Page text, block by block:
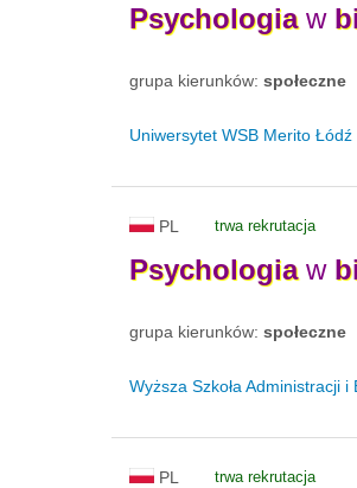
Psychologiaw
grupa kierunków: społeczne
Uniwersytet WSB Merito Łódź
PL trwa rekrutacja
Psychologiaw
grupa kierunków: społeczne
Wyższa Szkoła Administracji
PL trwa rekrutacja